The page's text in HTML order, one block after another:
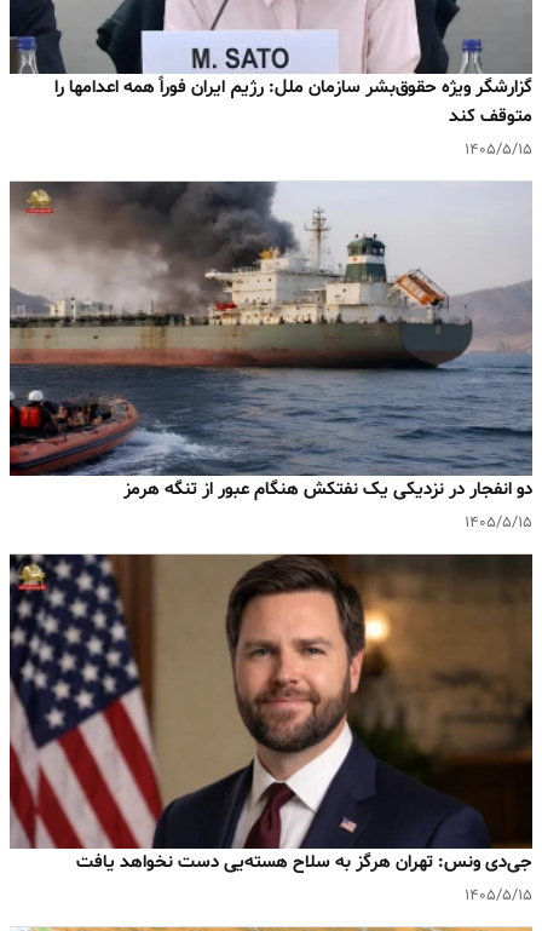
گزارشگر ویژه حقوق‌بشر سازمان ملل: رژیم ایران فوراً همه اعدامها را
متوقف کند
۱۴۰۵/۵/۱۵
دو انفجار در نزدیکی یک نفتکش هنگام عبور از تنگه هرمز
۱۴۰۵/۵/۱۵
جی‌دی ونس: تهران هرگز به سلاح هسته‌یی دست نخواهد یافت
۱۴۰۵/۵/۱۵